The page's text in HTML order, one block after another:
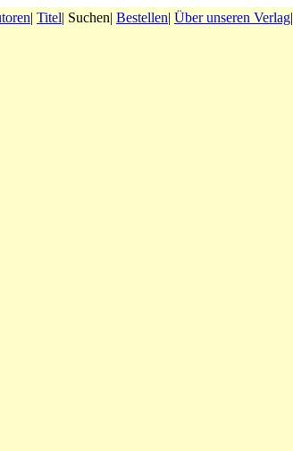
| Titel| Suchen| Bestellen| Über unseren Verlag|